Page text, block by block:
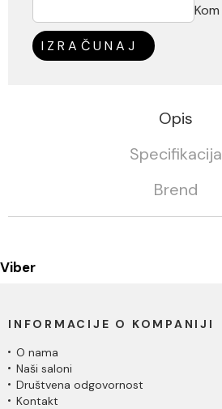
Kom
IZRAČUNAJ
Opis
Specifikacija
Brend
Viber
INFORMACIJE O KOMPANIJI
O nama
Naši saloni
Društvena odgovornost
Kontakt